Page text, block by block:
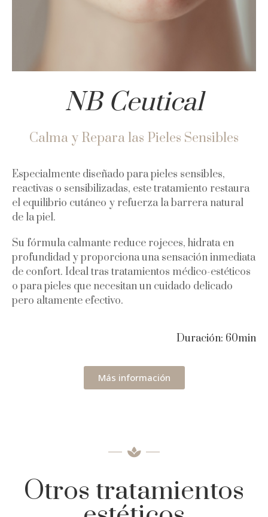
NB Ceutical
Calma y Repara las Pieles Sensibles
Especialmente diseñado para pieles sensibles,
reactivas o sensibilizadas, este tratamiento restaura
el equilibrio cutáneo y refuerza la barrera natural
de la piel.
Su fórmula calmante reduce rojeces, hidrata en
profundidad y proporciona una sensación inmediata
de confort. Ideal tras tratamientos médico-estéticos
o para pieles que necesitan un cuidado delicado
pero altamente efectivo.
Duración: 60min
Más información
Otros tratamientos